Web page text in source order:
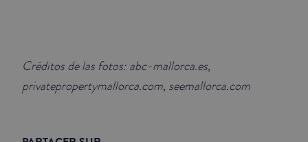
Créditos de las fotos: abc-mallorca.es,
privatepropertymallorca.com, seemallorca.com